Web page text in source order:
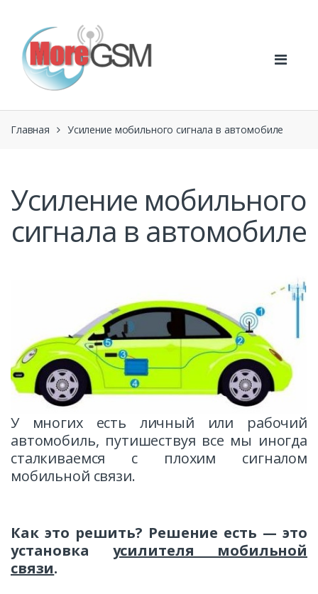
navigation
content
Главная Усиление мобильного сигнала в автомобиле
Усиление мобильного
сигнала в автомобиле
У многих есть личный или рабочий
автомобиль, путишествуя все мы иногда
сталкиваемся с плохим сигналом
мобильной связи.
Как это решить? Решение есть — это
установка усилителя мобильной
связи.